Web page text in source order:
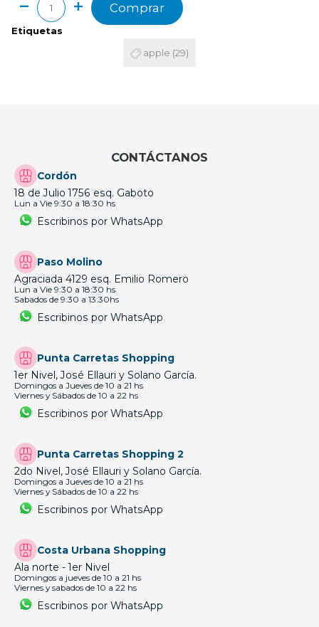
Comprar
Etiquetas
apple (29)
CONTÁCTANOS
Cordón
18 de Julio 1756 esq. Gaboto
Lun a Vie 9:30 a 18:30 hs
Escribinos por WhatsApp
Paso Molino
Agraciada 4129 esq. Emilio Romero
Lun a Vie 9:30 a 18:30 hs
Sabados de 9:30 a 13:30hs
Escribinos por WhatsApp
Punta Carretas Shopping
1er Nivel, José Ellauri y Solano García.
Domingos a Jueves de 10 a 21 hs
Viernes y Sábados de 10 a 22 hs
Escribinos por WhatsApp
Punta Carretas Shopping 2
2do Nivel, José Ellauri y Solano García.
Domingos a Jueves de 10 a 21 hs
Viernes y Sábados de 10 a 22 hs
Escribinos por WhatsApp
Costa Urbana Shopping
Ala norte - 1er Nivel
Domingos a jueves de 10 a 21 hs
Viernes y sabados de 10 a 22 hs
Escribinos por WhatsApp